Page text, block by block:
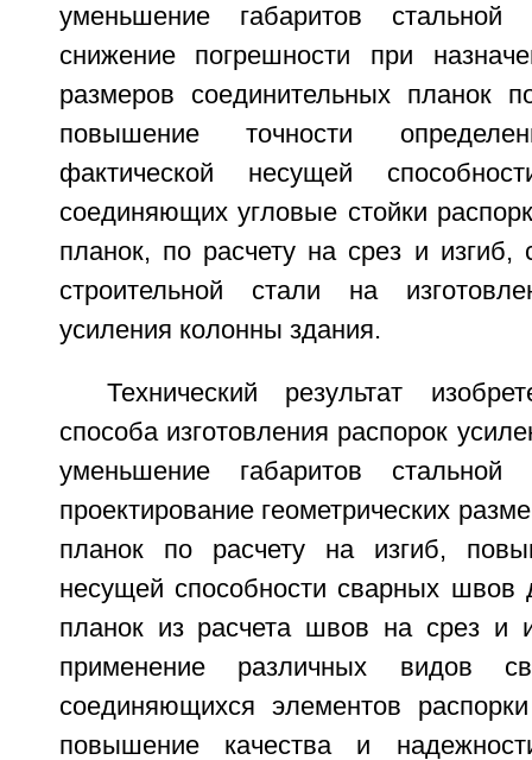
уменьшение габаритов
снижение погрешности при
размеров соединительных планок
повышение точности
фактической несущей
соединяющих угловые стойки
планок, по расчету на срез и изгиб,
строительной стали на
усиления колонны здания.
Технический результат
способа изготовления распорок
уменьшение габаритов
проектирование геометрических
планок по расчету на изгиб,
несущей способности сварных швов
планок из расчета швов на срез и
применение различных видов
соединяющихся элементов
повышение качества и